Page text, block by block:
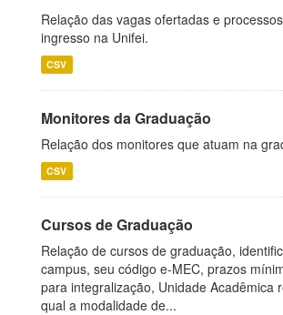
Relação das vagas ofertadas e
ingresso na Unifei.
CSV
Monitores da Graduação
Relação dos monitores que atuam na
CSV
Cursos de Graduação
Relação de cursos de graduação,
campus, seu código e-MEC, prazos
para integralização, Unidade Acadêmica
qual a modalidade de...